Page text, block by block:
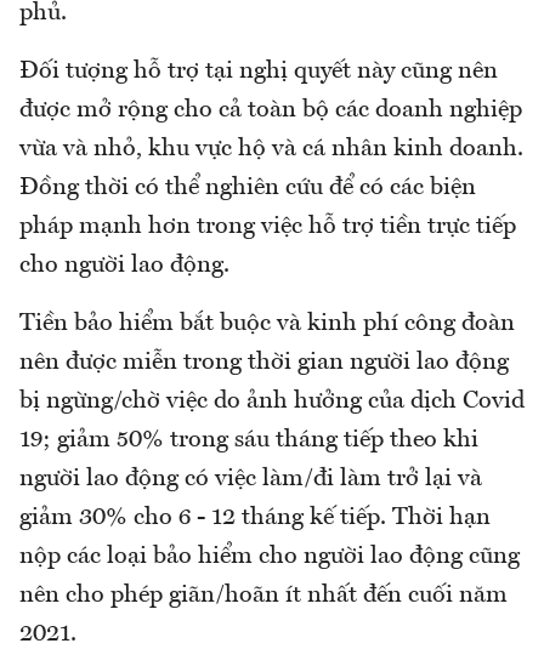
phủ.
Đối tượng hỗ trợ tại nghị quyết này cũng nên
được mở rộng cho cả toàn bộ các doanh nghiệp
vừa và nhỏ, khu vực hộ và cá nhân kinh doanh.
Đồng thời có thể nghiên cứu để có các biện
pháp mạnh hơn trong việc hỗ trợ tiền trực tiếp
cho người lao động.
Tiền bảo hiểm bắt buộc và kinh phí công đoàn
nên được miễn trong thời gian người lao động
bị ngừng/chờ việc do ảnh hưởng của dịch Covid
19; giảm 50% trong sáu tháng tiếp theo khi
người lao động có việc làm/đi làm trở lại và
giảm 30% cho 6 - 12 tháng kế tiếp. Thời hạn
nộp các loại bảo hiểm cho người lao động cũng
nên cho phép giãn/hoãn ít nhất đến cuối năm
2021.